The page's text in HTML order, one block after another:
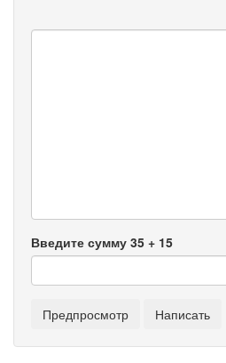
Введите сумму 35 + 15